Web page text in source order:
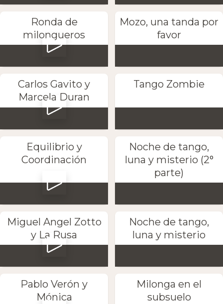
Ronda de
milongueros
Mozo, una tanda por
favor
Carlos Gavito y
Marcela Duran
Tango Zombie
Equilibrio y
Coordinación
Noche de tango,
luna y misterio (2°
parte)
Miguel Angel Zotto
y La Rusa
Noche de tango,
luna y misterio
Pablo Verón y
Mónica
Milonga en el
subsuelo